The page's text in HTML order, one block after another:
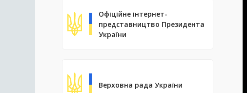
Офіційне інтернет-
представництво Президента
України
Верховна рада України